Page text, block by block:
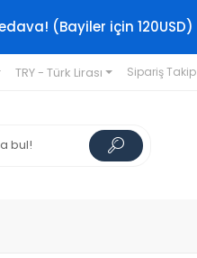
(Bayiler için 120USD)
TRY - Türk Lirası Sipariş Takip